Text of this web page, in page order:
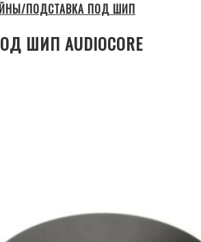
ПОДСТАВКА ПОД ШИП
ШИП AUDIOCORE